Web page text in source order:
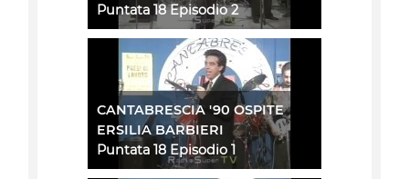
Puntata 18 Episodio 2
CANTABRESCIA '90 OSPITE
ERSILIA BARBIERI
Puntata 18 Episodio 1